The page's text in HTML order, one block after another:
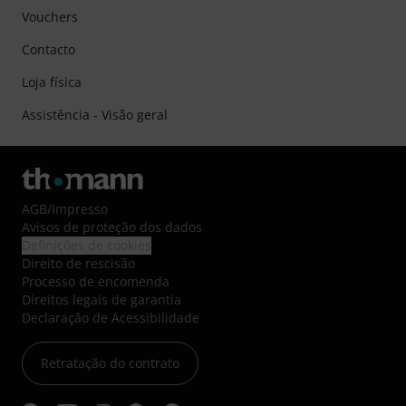
Vouchers
Contacto
Loja física
Assistência - Visão geral
AGB/Impresso
Avisos de proteção dos dados
Direito de rescisão
Processo de encomenda
Direitos legais de garantia
Declaração de Acessibilidade
Retratação do contrato